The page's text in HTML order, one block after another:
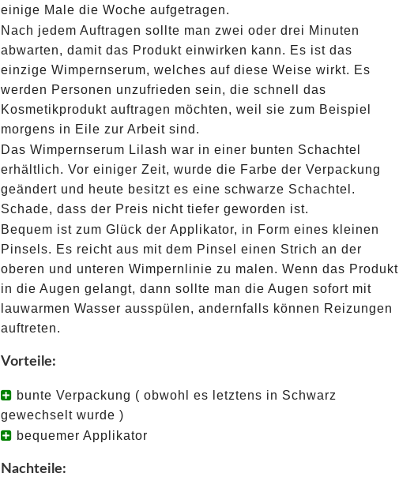
einige Male die Woche aufgetragen.
Nach jedem Auftragen sollte man zwei oder drei Minuten
abwarten, damit das Produkt einwirken kann. Es ist das
einzige Wimpernserum, welches auf diese Weise wirkt. Es
werden Personen unzufrieden sein, die schnell das
Kosmetikprodukt auftragen möchten, weil sie zum Beispiel
morgens in Eile zur Arbeit sind.
Das Wimpernserum Lilash war in einer bunten Schachtel
erhältlich. Vor einiger Zeit, wurde die Farbe der Verpackung
geändert und heute besitzt es eine schwarze Schachtel.
Schade, dass der Preis nicht tiefer geworden ist.
Bequem ist zum Glück der Applikator, in Form eines kleinen
Pinsels. Es reicht aus mit dem Pinsel einen Strich an der
oberen und unteren Wimpernlinie zu malen. Wenn das Produkt
in die Augen gelangt, dann sollte man die Augen sofort mit
lauwarmen Wasser ausspülen, andernfalls können Reizungen
auftreten.
Vorteile:
bunte Verpackung ( obwohl es letztens in Schwarz
gewechselt wurde )
bequemer Applikator
Nachteile: